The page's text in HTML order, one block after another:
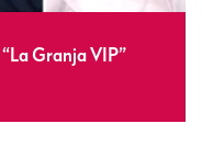
Granja VIP”